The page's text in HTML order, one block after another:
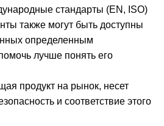
стандарты (EN, ISO)
также могут быть доступны
определенным
лучше понять его
продукт на рынок, несет
и соответствие этого